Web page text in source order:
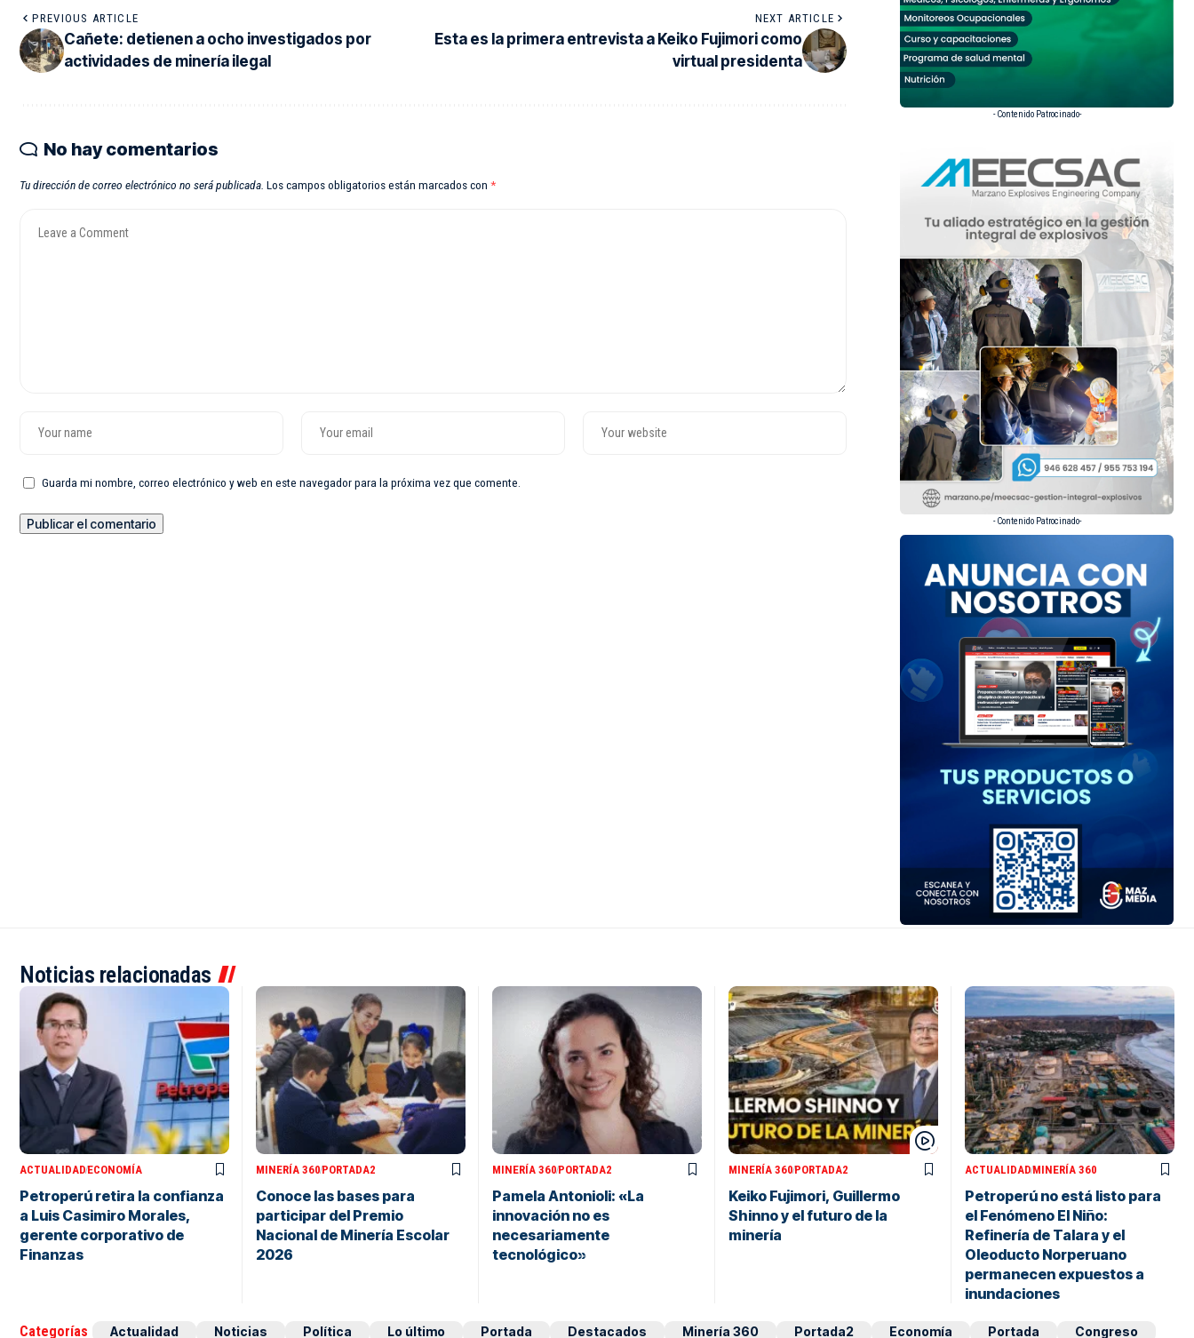
PREVIOUS ARTICLE
Cañete: detienen a ocho investigados por
actividades de minería ilegal
NEXT ARTICLE
Esta es la primera entrevista a Keiko Fujimori como
virtual presidenta
No hay comentarios
Tu dirección de correo electrónico no será publicada. Los campos obligatorios están marcados con *
Guarda mi nombre, correo electrónico y web en este navegador para la próxima vez que comente.
- Contenido Patrocinado-
- Contenido Patrocinado-
Noticias relacionadas
ACTUALIDADECONOMÍA
Petroperú retira la confianza
a Luis Casimiro Morales,
gerente corporativo de
Finanzas
MINERÍA 360PORTADA2
Conoce las bases para
participar del Premio
Nacional de Minería Escolar
2026
MINERÍA 360PORTADA2
Pamela Antonioli: «La
innovación no es
necesariamente
tecnológico»
MINERÍA 360PORTADA2
Keiko Fujimori, Guillermo
Shinno y el futuro de la
minería
ACTUALIDADMINERÍA 360
Petroperú no está listo para
el Fenómeno El Niño:
Refinería de Talara y el
Oleoducto Norperuano
permanecen expuestos a
inundaciones
Categorías Actualidad Noticias Política Lo último Portada Destacados Minería 360 Portada2 Economía Portada Congreso